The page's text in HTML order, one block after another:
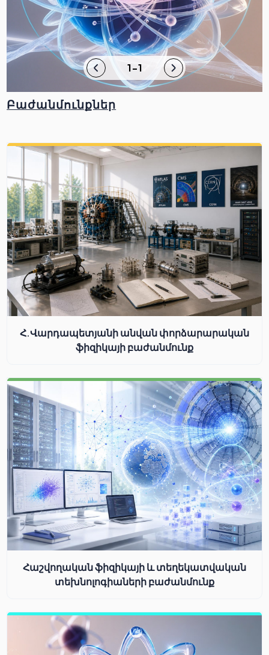
1-1
Բաժանմունքներ
Հ.Վարդապետյանի անվան փորձարարական
ֆիզիկայի բաժանմունք
Հաշվողական ֆիզիկայի և տեղեկատվական
տեխնոլոգիաների բաժանմունք